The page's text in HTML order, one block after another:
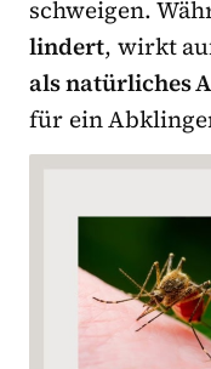
schweigen.
lindert, wirkt
als natürliches
für ein